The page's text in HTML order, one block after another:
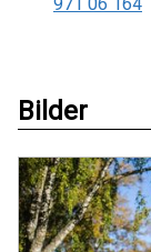
Bilder